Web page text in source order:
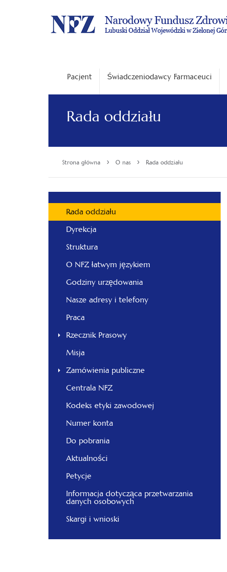
Pacjent Świadczeniodawcy Farmaceuci
Rada oddziału
Strona główna › O nas › Rada oddziału
Rada oddziału
Dyrekcja
Struktura
O NFZ łatwym językiem
Godziny urzędowania
Nasze adresy i telefony
Praca
Rzecznik Prasowy
Misja
Zamówienia publiczne
Centrala NFZ
Kodeks etyki zawodowej
Numer konta
Do pobrania
Aktualności
Petycje
Informacja dotycząca przetwarzania
danych osobowych
Skargi i wnioski